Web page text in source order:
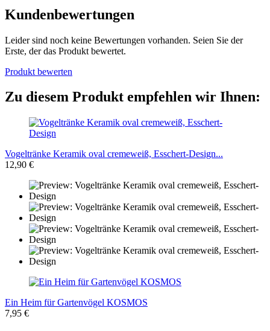
Kundenbewertungen
Leider sind noch keine Bewertungen vorhanden. Seien Sie der
Erste, der das Produkt bewertet.
Produkt bewerten
Zu diesem Produkt empfehlen wir Ihnen:
Vogeltränke Keramik oval cremeweiß, Esschert-Design...
12,90 €
Ein Heim für Gartenvögel KOSMOS
7,95 €